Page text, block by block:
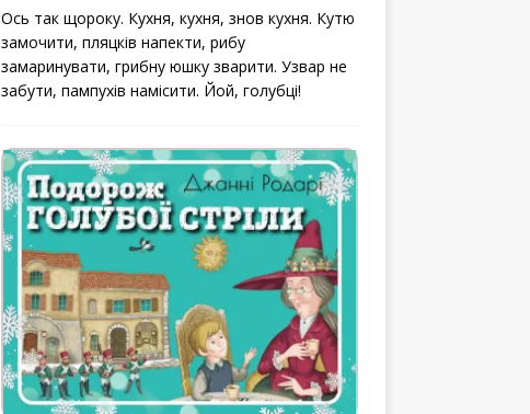
Ось так щороку. Кухня, кухня, знов кухня. Кутю
замочити, пляцків напекти, рибу
замаринувати, грибну юшку зварити. Узвар не
забути, пампухів намісити. Йой, голубці!